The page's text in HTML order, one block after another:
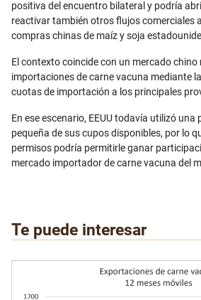
positiva del encuentro bilateral y podría
reactivar también otros flujos comerciales
compras chinas de maíz y soja
El contexto coincide con un mercado
importaciones de carne vacuna mediante
cuotas de importación a los principales
En ese escenario, EEUU todavía utilizó
pequeña de sus cupos disponibles, por lo
permisos podría permitirle ganar
mercado importador de carne vacuna del
Te puede interesar